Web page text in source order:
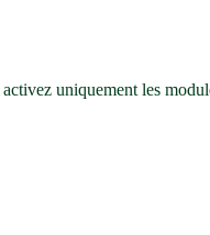
uniquement les